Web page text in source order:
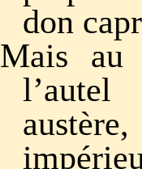
don
Mais au